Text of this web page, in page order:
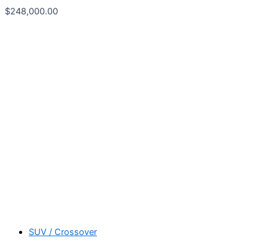
$248,000.00
SUV / Crossover